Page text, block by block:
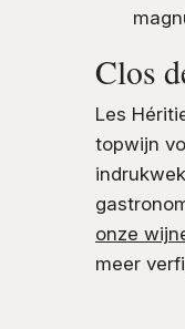
Clos
Les
topwijn
onze
meer